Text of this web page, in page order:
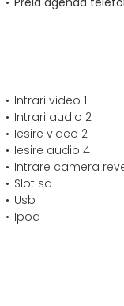
Intrari video 1
Intrari audio 2
Iesire video 2
Iesire audio 4
Intrare camera
Slot sd
Usb
Ipod